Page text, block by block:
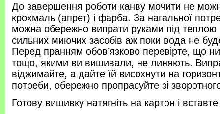
До завершення роботи канву мочити не
крохмаль (апрет) і фарба. За нагальної
можна обережно випрати руками під
сильних миючих засобів аж поки вода не
Перед пранням обов’язково перевірте, що
тощо, якими ви вишивали, не линяють.
віджимайте, а дайте їй висохнути на
потреби, обережно пропрасуйте зі
Готову вишивку натягніть на картон і